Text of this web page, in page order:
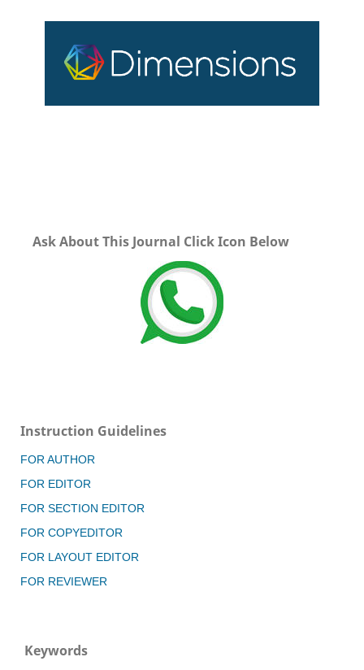
Ask About This Journal Click Icon Below
Instruction Guidelines
FOR AUTHOR
FOR EDITOR
FOR SECTION EDITOR
FOR COPYEDITOR
FOR LAYOUT EDITOR
FOR REVIEWER
Keywords